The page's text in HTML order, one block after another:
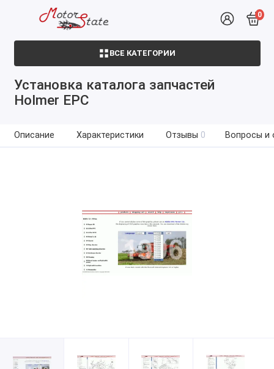
0
ВСЕ КАТЕГОРИИ
Установка каталога запчастей
Holmer EPC
Описание Характеристики Отзывы 0 Вопросы и